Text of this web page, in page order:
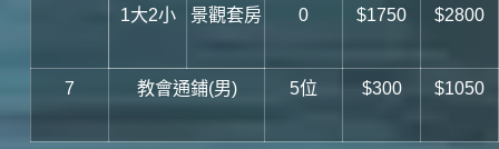
1大2小 景觀套房 0 $1750 $2800
7 教會通鋪(男) 5位 $300 $1050